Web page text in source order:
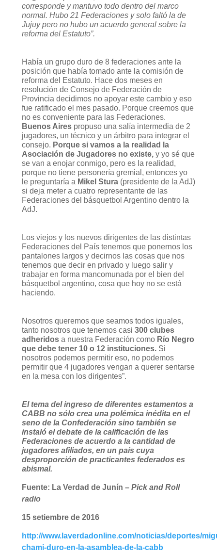
corresponde y mantuvo todo dentro del marco
normal. Hubo 21 Federaciones y solo faltó la de
Jujuy pero no hubo un acuerdo general sobre la
reforma del Estatuto”.
Había un grupo duro de 8 federaciones ante la
posición que había tomado ante la comisión de
reforma del Estatuto. Hace dos meses en
resolución de Consejo de Federación de
Provincia decidimos no apoyar este cambio y eso
fue ratificado el mes pasado. Porque creemos que
no es conveniente para las Federaciones.
Buenos Airespropuso una salía intermedia de 2
jugadores, un técnico y un árbitro para integrar el
consejo. Porque si vamos a la realidad la
Asociación de Jugadores no existe,y yo sé que
se van a enojar conmigo, pero es la realidad,
porque no tiene personería gremial, entonces yo
le preguntaría a Mikel Stura(presidente de la AdJ)
si deja meter a cuatro representante de las
Federaciones del básquetbol Argentino dentro la
AdJ.
Los viejos y los nuevos dirigentes de las distintas
Federaciones del País tenemos que ponernos los
pantalones largos y decirnos las cosas que nos
tenemos que decir en privado y luego salir y
trabajar en forma mancomunada por el bien del
básquetbol argentino, cosa que hoy no se está
haciendo.
Nosotros queremos que seamos todos iguales,
tanto nosotros que tenemos casi 300 clubes
adheridosa nuestra Federación como Río Negro
que debe tener 10 o 12 instituciones. Si
nosotros podemos permitir eso, no podemos
permitir que 4 jugadores vengan a querer sentarse
en la mesa con los dirigentes”.
El tema del ingreso de diferentes estamentos a
CABB no sólo crea una polémica inédita en el
seno de la Confederación sino también se
instaló el debate de la calificación de las
Federaciones de acuerdo a la cantidad de
jugadores afiliados, en un país cuya
desproporción de practicantes federados es
abismal.
Fuente: La Verdad de Junín – Pick and Roll
radio
15 setiembre de 2016
http://www.laverdadonline.com/noticias/deportes/
chami-duro-en-la-asamblea-de-la-cabb